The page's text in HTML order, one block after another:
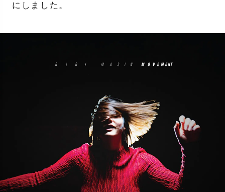
にしました。